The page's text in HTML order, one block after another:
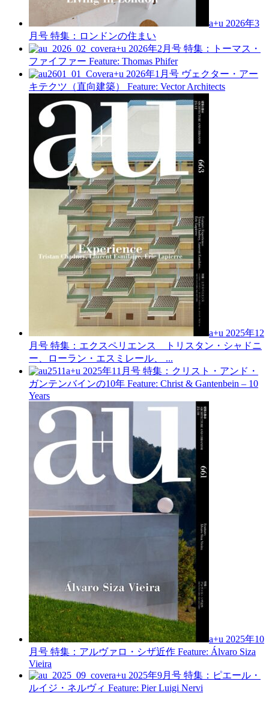
a+u 2026年3
月号 特集：ロンドンの住まい
a+u 2026年2月号 特集：トーマス・
ファイファー Feature: Thomas Phifer
a+u 2026年1月号 ヴェクター・アー
キテクツ（直向建築）
Feature: Vector Architects
a+u 2025年12
月号 特集：エクスペリエンス トリスタン・シャドニ
ー、ローラン・エスミレール、 ...
a+u 2025年11月号 特集：クリスト・アンド・
ガンテンバインの10年 Feature: Christ & Gantenbein – 10
Years
a+u 2025年10
月号 特集：アルヴァロ・シザ近作 Feature: Álvaro Siza
Vieira
a+u 2025年9月号 特集：ピエール・
ルイジ・ネルヴィ Feature: Pier Luigi Nervi